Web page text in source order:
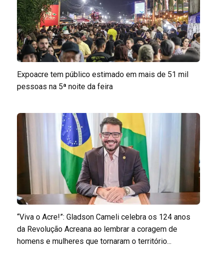
Expoacre tem público estimado em mais de 51 mil
pessoas na 5ª noite da feira
“Viva o Acre!”: Gladson Cameli celebra os 124 anos
da Revolução Acreana ao lembrar a coragem de
homens e mulheres que tornaram o território...